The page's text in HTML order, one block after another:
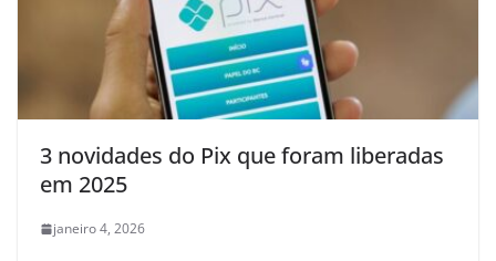
3 novidades do Pix que foram liberadas
em 2025
janeiro 4, 2026